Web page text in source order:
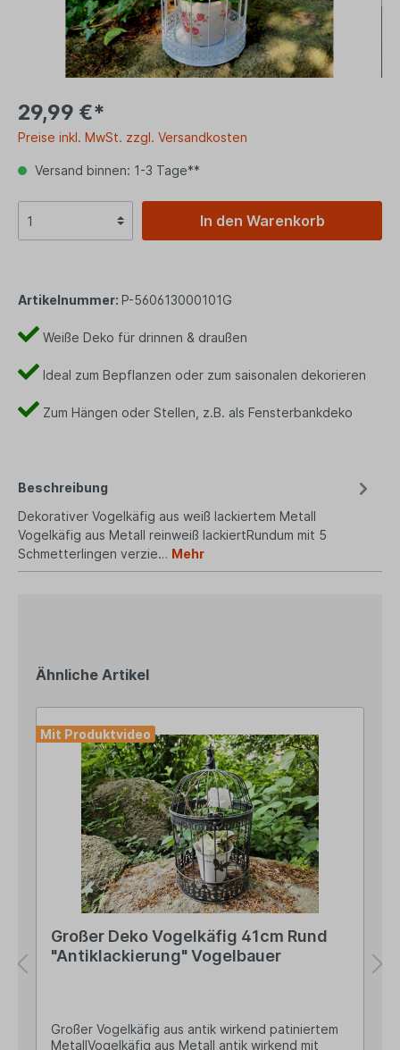
29,99 €*
Preise inkl. MwSt. zzgl. Versandkosten
Versand binnen: 1-3 Tage**
In den Warenkorb
Artikelnummer: P-560613000101G
Weiße Deko für drinnen & draußen
Ideal zum Bepflanzen oder zum saisonalen dekorieren
Zum Hängen oder Stellen, z.B. als Fensterbankdeko
Beschreibung
Dekorativer Vogelkäfig aus weiß lackiertem Metall
Vogelkäfig aus Metall reinweiß lackiertRundum mit 5
Schmetterlingen verzie… Mehr
Ähnliche Artikel
Mit Produktvideo
Großer Deko Vogelkäfig 41cm Rund
"Antiklackierung" Vogelbauer
Großer Vogelkäfig aus antik wirkend patiniertem
MetallVogelkäfig aus Metall antik wirkend mit